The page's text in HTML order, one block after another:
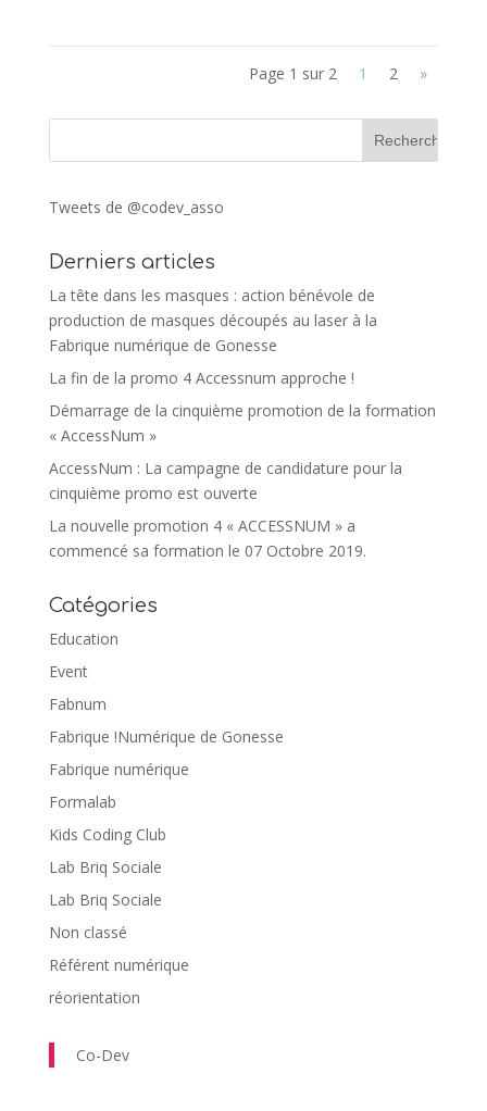
Page 1 sur 2 1 2 »
Tweets de @codev_asso
Derniers articles
La tête dans les masques : action bénévole de
production de masques découpés au laser à la
Fabrique numérique de Gonesse
La fin de la promo 4 Accessnum approche !
Démarrage de la cinquième promotion de la formation
« AccessNum »
AccessNum : La campagne de candidature pour la
cinquième promo est ouverte
La nouvelle promotion 4 « ACCESSNUM » a
commencé sa formation le 07 Octobre 2019.
Catégories
Education
Event
Fabnum
Fabrique !Numérique de Gonesse
Fabrique numérique
Formalab
Kids Coding Club
Lab Briq Sociale
Lab Briq Sociale
Non classé
Référent numérique
réorientation
Co-Dev